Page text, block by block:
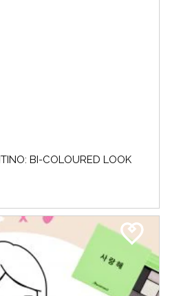
BI-COLOURED LOOK